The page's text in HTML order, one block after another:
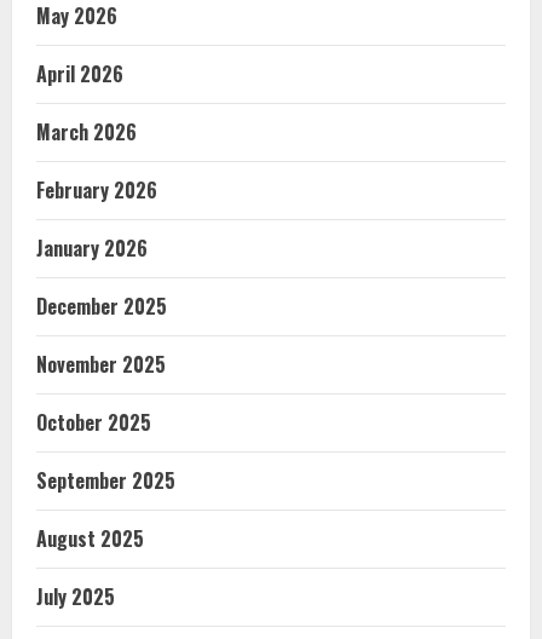
May 2026
April 2026
March 2026
February 2026
January 2026
December 2025
November 2025
October 2025
September 2025
August 2025
July 2025